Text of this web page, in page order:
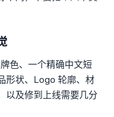
色、一个精确中文短
形状、Logo 轮廓、材
以及修到上线需要几分